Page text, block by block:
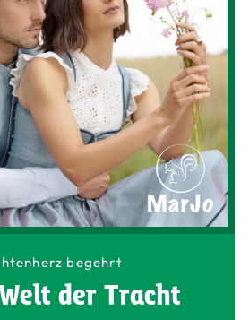
begehrt
der Tracht